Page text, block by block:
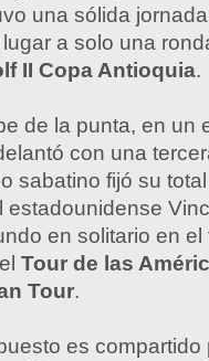
una sólida
a solo una
II Copa Antioquia.
de la punta, en un
con una
sabatino fijó su
estadounidense
en solitario en
Tour de las
Tour.
es compartido